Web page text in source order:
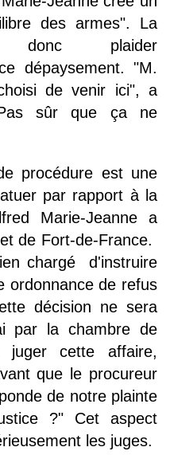
des armes". La
donc plaider
dépaysement. "M.
de venir ici", a
sûr que ça ne
procédure est une
par rapport à la
Marie-Jeanne a
de Fort-de-France.
chargé d'instruire
ordonnance de refus
décision ne sera
par la chambre de
juger cette affaire,
que le procureur
de notre plainte
?" Cet aspect
les juges.